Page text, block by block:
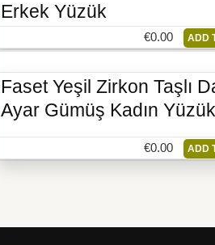
Erkek Yüzük
€0.00 ADD
Faset Yeşil Zirkon Taşlı
Ayar Gümüş Kadın Yüzük
€0.00 ADD